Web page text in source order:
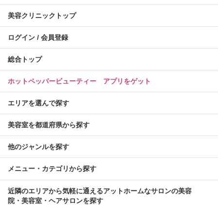
美容クリニックトップ
ログイン / 会員登録
総合トップ
ホットペッパービューティー アプリをゲット
エリアを選んで探す
美容室を都道府県から探す
他のジャンルを探す
メニュー・カテゴリから探す
近隣のエリアから気軽に通えるアットホームなサロンの美容
院・美容室・ヘアサロンを探す